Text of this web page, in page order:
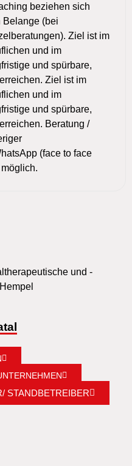
beziehen sich
Belange (bei
Ziel ist im
und im
und spürbare,
Ziel ist im
und im
und spürbare,
Beratung /
(face to face
und -
STANDBETREIBER